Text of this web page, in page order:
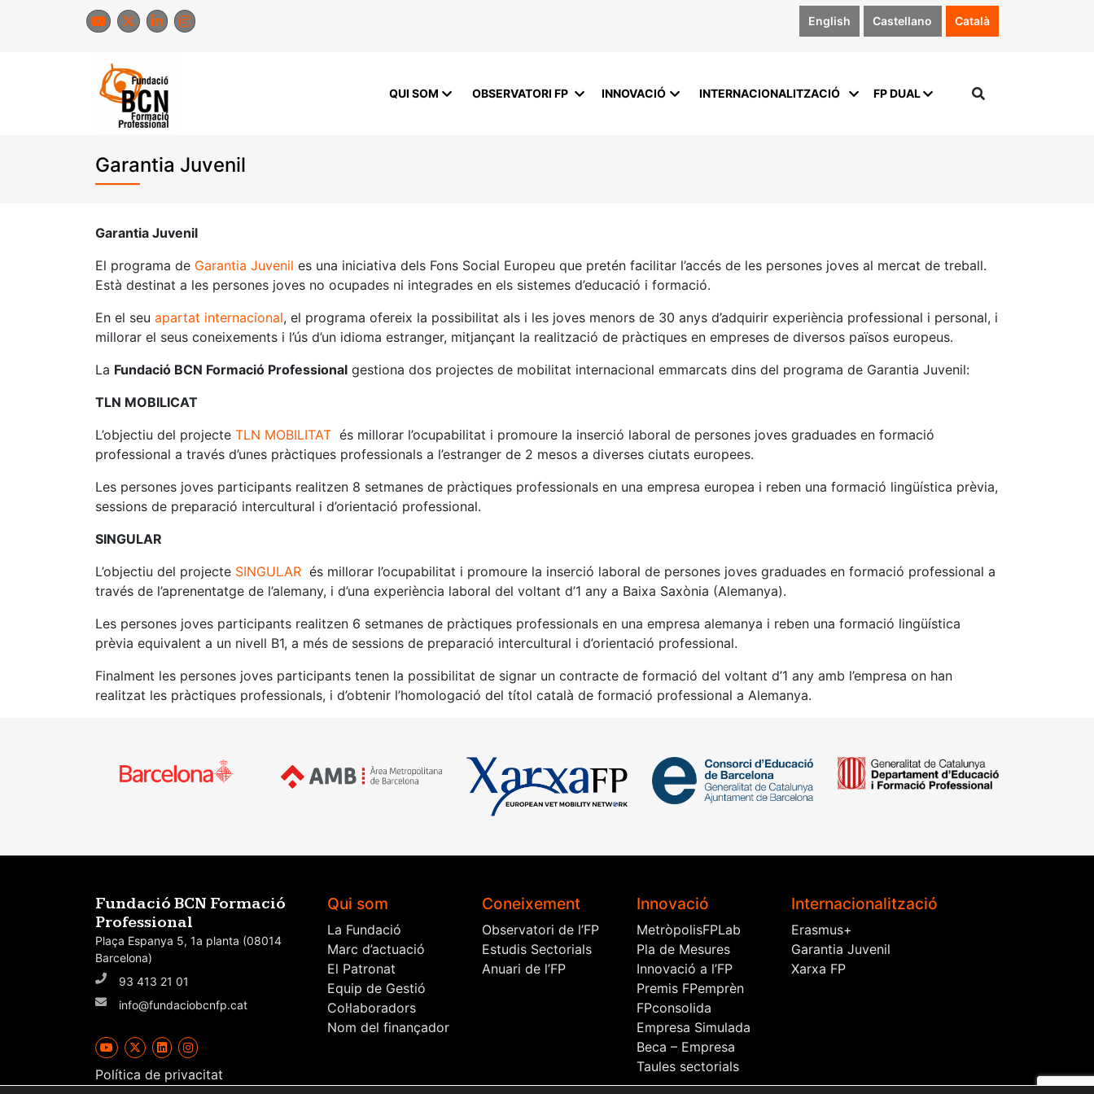
English Castellano Català
Garantia Juvenil
QUI SOM OBSERVATORI FP INNOVACIÓ INTERNACIONALITZACIÓ FP DUAL
Garantia Juvenil
El programa de Garantia Juvenil es una iniciativa dels Fons Social Europeu que pretén facilitar l’accés de les persones joves al mercat de treball.
Està destinat a les persones joves no ocupades ni integrades en els sistemes d’educació i formació.
En el seu apartat internacional, el programa ofereix la possibilitat als i les joves menors de 30 anys d’adquirir experiència professional i personal, i
millorar el seus coneixements i l’ús d’un idioma estranger, mitjançant la realització de pràctiques en empreses de diversos països europeus.
La Fundació BCN Formació Professional gestiona dos projectes de mobilitat internacional emmarcats dins del programa de Garantia Juvenil:
TLN MOBILICAT
L’objectiu del projecte TLN MOBILITAT és millorar l’ocupabilitat i promoure la inserció laboral de persones joves graduades en formació
professional a través d’unes pràctiques professionals a l’estranger de 2 mesos a diverses ciutats europees.
Les persones joves participants realitzen 8 setmanes de pràctiques professionals en una empresa europea i reben una formació lingüística prèvia,
sessions de preparació intercultural i d’orientació professional.
SINGULAR
L’objectiu del projecte SINGULAR és millorar l’ocupabilitat i promoure la inserció laboral de persones joves graduades en formació professional a
través de l’aprenentatge de l’alemany, i d’una experiència laboral del voltant d’1 any a Baixa Saxònia (Alemanya).
Les persones joves participants realitzen 6 setmanes de pràctiques professionals en una empresa alemanya i reben una formació lingüística
prèvia equivalent a un nivell B1, a més de sessions de preparació intercultural i d’orientació professional.
Finalment les persones joves participants tenen la possibilitat de signar un contracte de formació del voltant d’1 any amb l’empresa on han
realitzat les pràctiques professionals, i d’obtenir l’homologació del títol català de formació professional a Alemanya.
Fundació BCN Formació
Professional
Plaça Espanya 5, 1a planta (08014
Barcelona)
93 413 21 01
info@fundaciobcnfp.cat
Política de privacitat
Qui som
La Fundació
Marc d’actuació
El Patronat
Equip de Gestió
Col·laboradors
Nom del finançador
Coneixement
Observatori de l’FP
Estudis Sectorials
Anuari de l’FP
Innovació
MetròpolisFPLab
Pla de Mesures
Innovació a l’FP
Premis FPemprèn
FPconsolida
Empresa Simulada
Beca – Empresa
Taules sectorials
Internacionalització
Erasmus+
Garantia Juvenil
Xarxa FP